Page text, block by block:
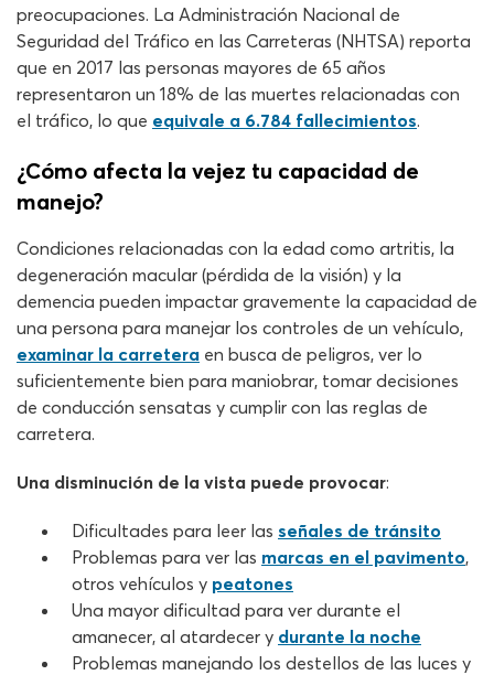
preocupaciones. La Administración Nacional de
Seguridad del Tráfico en las Carreteras (NHTSA) reporta
que en 2017 las personas mayores de 65 años
representaron un 18% de las muertes relacionadas con
el tráfico, lo que equivale a 6.784 fallecimientos.
¿Cómo afecta la vejez tu capacidad de
manejo?
Condiciones relacionadas con la edad como artritis, la
degeneración macular (pérdida de la visión) y la
demencia pueden impactar gravemente la capacidad de
una persona para manejar los controles de un vehículo,
examinar la carretera en busca de peligros, ver lo
suficientemente bien para maniobrar, tomar decisiones
de conducción sensatas y cumplir con las reglas de
carretera.
Una disminución de la vista puede provocar:
Dificultades para leer las señales de tránsito
Problemas para ver las marcas en el pavimento,
otros vehículos y peatones
Una mayor dificultad para ver durante el
amanecer, al atardecer y durante la noche
Problemas manejando los destellos de las luces y